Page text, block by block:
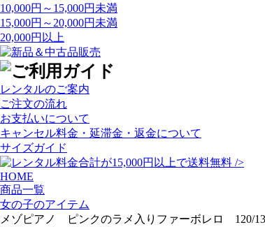
10,000円～15,000円未満
15,000円～20,000円未満
20,000円以上
レンタルのご案内
ご注文の流れ
お支払いについて
キャンセル料金・延滞金・返金について
サイズガイド
/>
HOME
商品一覧
女の子のアイテム
メゾピアノ ピンクのラメ入りファーボレロ 120/